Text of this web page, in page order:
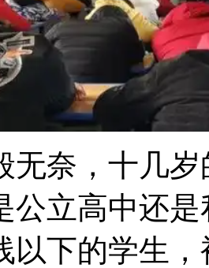
奈，十几岁
公立高中还
以下的学生